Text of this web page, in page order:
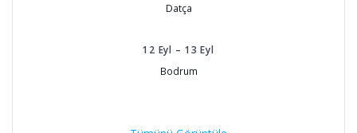
Datça
12 Eyl – 13 Eyl
Bodrum